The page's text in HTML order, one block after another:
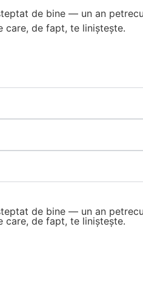
de bine — un an
care, de fapt, te liniștește.
de bine — un an
care, de fapt, te liniștește.